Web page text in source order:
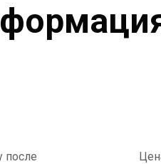
после